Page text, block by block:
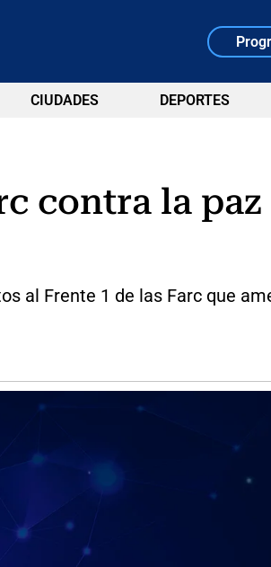
CIUDADES DEPORTES
contra la paz
al Frente 1 de las Farc que